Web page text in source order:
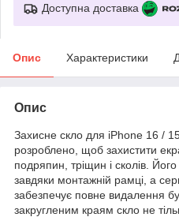
Доступна доставка
Опис Характеристики
Опис
Захисне скло для iPhone 16 /
розроблено, щоб захистити
подряпин, тріщин і сколів.
завдяки монтажній рамці, а
забезпечує повне видалення
закругленим краям скло не